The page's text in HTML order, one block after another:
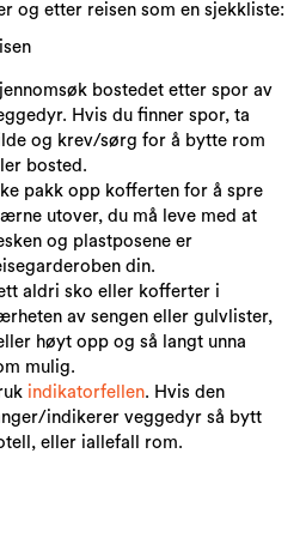
og etter reisen som en sjekkliste:
bostedet etter spor av
Hvis du finner spor, ta
og krev/sørg for å bytte rom
bosted.
pakk opp kofferten for å spre
utover, du må leve med at
og plastposene er
din.
aldri sko eller kofferter i
av sengen eller gulvlister,
høyt opp og så langt unna
mulig.
indikatorfellen. Hvis den
indikerer veggedyr så bytt
eller iallefall rom.